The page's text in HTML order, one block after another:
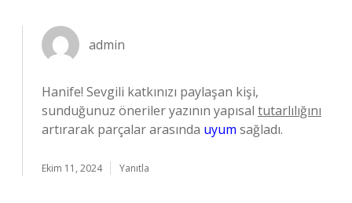
admin
Hanife! Sevgili katkınızı paylaşan kişi,
sunduğunuz öneriler yazının yapısal tutarlılığını
artırarak parçalar arasında uyum sağladı.
Ekim 11, 2024 Yanıtla